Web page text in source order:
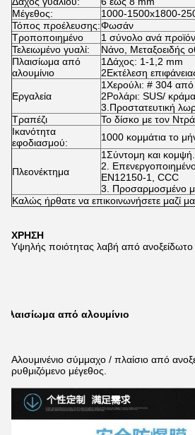
Μέγεθος:
1000-1500x1800-
Τόπος προέλευσης:Φωσάν
Τροποποιημένο
1 σύνολο ανά προϊόν
Τελειωμένο γυαλί:
Νάνο, Μεταξοειδής
Πλαισίωμα από
αλουμίνιο
1Δάχος: 1-1,2 mm
2Εκτέλεση
Εργαλεία
1Χερούλι: # 304
2Ρολάρι: SUS/ κράμα
3.Προστατευτική
Τραπέζι
Το δίσκο με τον
Ικανότητα
εφοδιασμού:
1000 κομμάτια το
Πλεονέκτημα
1Σύντομη και κομψή.
2.
EN12150-1, CCC
3. Προσαρμοσμένο
Καλώς ήρθατε να επικοινωνήσετε μαζί
ΧΡΗΣΗ
Υψηλής ποιότητας λαβή από
Πλαισίωμα από αλουμίνιο
Αλουμινένιο σύμμαχο / πλαίσιο από
ρυθμιζόμενο μέγεθος.